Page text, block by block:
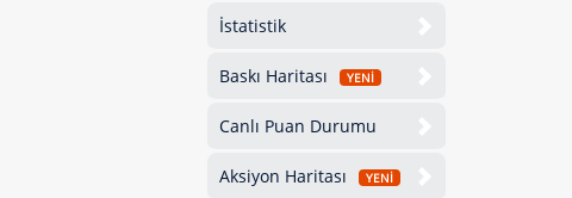
İstatistik
Baskı Haritası YENİ
Canlı Puan Durumu
Aksiyon Haritası YENİ